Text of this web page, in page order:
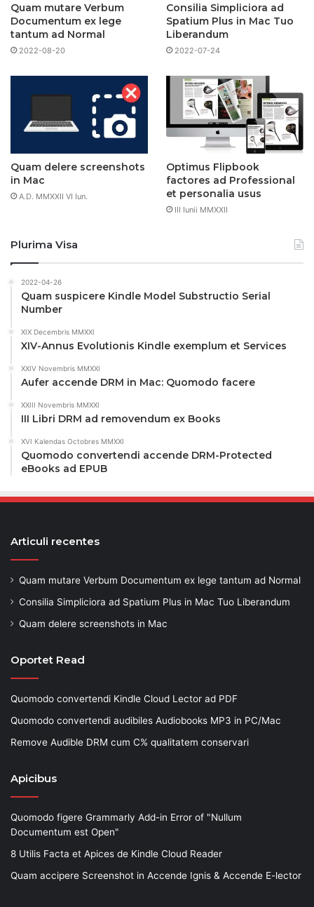
Quam mutare Verbum
Documentum ex lege
tantum ad Normal
2022-08-20
Consilia Simpliciora ad
Spatium Plus in Mac Tuo
Liberandum
2022-07-24
Quam delere screenshots
in Mac
A.D. MMXXII VI Iun.
Optimus Flipbook
factores ad Professional
et personalia usus
III Iunii MMXXII
Plurima Visa
2022-04-26
Quam suspicere Kindle Model Substructio Serial
Number
XIX Decembris MMXXI
XIV-Annus Evolutionis Kindle exemplum et Services
XXIV Novembris MMXXI
Aufer accende DRM in Mac: Quomodo facere
XXIII Novembris MMXXI
III Libri DRM ad removendum ex Books
XVI Kalendas Octobres MMXXI
Quomodo convertendi accende DRM-Protected
eBooks ad EPUB
Articuli recentes
Quam mutare Verbum Documentum ex lege tantum ad Normal
Consilia Simpliciora ad Spatium Plus in Mac Tuo Liberandum
Quam delere screenshots in Mac
Oportet Read
Quomodo convertendi Kindle Cloud Lector ad PDF
Quomodo convertendi audibiles Audiobooks MP3 in PC/Mac
Remove Audible DRM cum C% qualitatem conservari
Apicibus
Quomodo figere Grammarly Add-in Error of "Nullum
Documentum est Open"
8 Utilis Facta et Apices de Kindle Cloud Reader
Quam accipere Screenshot in Accende Ignis & Accende E-lector